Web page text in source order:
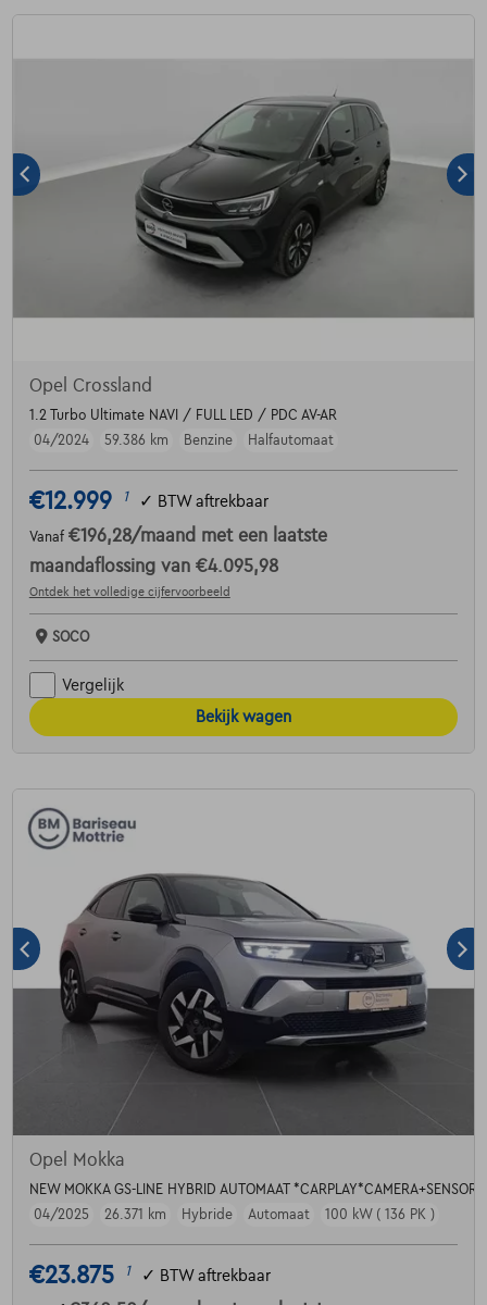
Opel Crossland
1.2 Turbo Ultimate NAVI / FULL LED / PDC AV-AR
04/2024
59.386 km Benzine Halfautomaat
€12.999 1 ✓ BTW aftrekbaar
Vanaf €196,28/maand met een laatste
maandaflossing van €4.095,98
Ontdek het volledige cijfervoorbeeld
SOCO
Vergelijk
Bekijk wagen
Opel Mokka
NEW MOKKA GS-LINE HYBRID AUTOMAAT
04/2025
26.371 km Hybride Automaat 100 kW ( 136 PK )
€23.875 1 ✓ BTW aftrekbaar